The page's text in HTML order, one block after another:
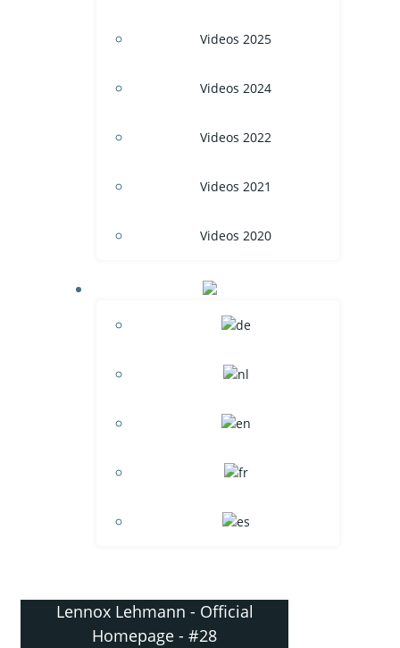
Videos 2025
Videos 2024
Videos 2022
Videos 2021
Videos 2020
Lennox Lehmann - Official
Homepage - #28